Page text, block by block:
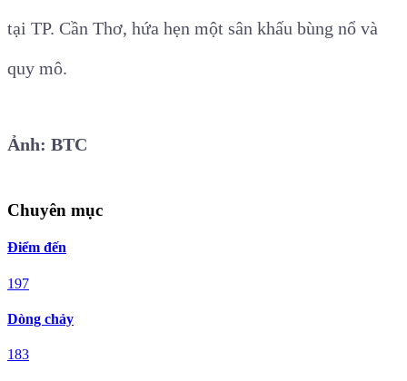
tại TP. Cần Thơ, hứa hẹn một sân khấu bùng nổ và
quy mô.
Ảnh: BTC
Chuyên mục
Điểm đến
197
Dòng chảy
183